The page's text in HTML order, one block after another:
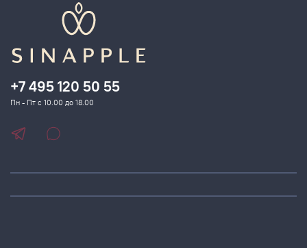
+7 495 120 50 55
Пн - Пт с 10.00 до 18.00